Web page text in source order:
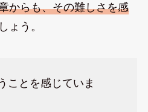
からも、その難しさを感
ょう。
ことを感じていま